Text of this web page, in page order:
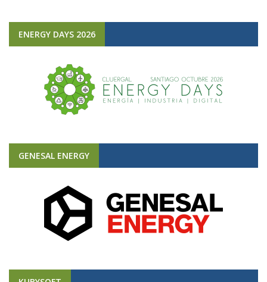
ENERGY DAYS 2026
GENESAL ENERGY